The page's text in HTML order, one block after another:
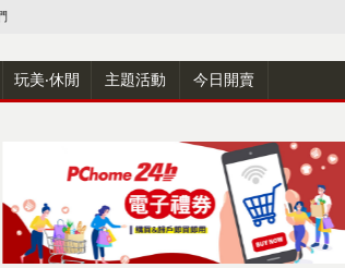
玩美‧休閒 主題活動 今日開賣